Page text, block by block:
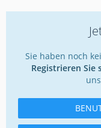
Sie haben noch
Registrieren Sie